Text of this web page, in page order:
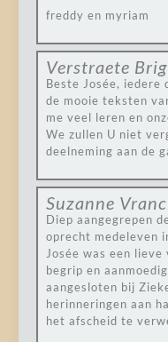
freddy en myriam
Verstraete
Beste Josée, iedere
de mooie teksten
me veel leren en
We zullen U niet
deelneming aan de
Suzanne
Diep aangegrepen
oprecht medeleven
Josée was een
begrip en
aangesloten bij
herinneringen aan
het afscheid te